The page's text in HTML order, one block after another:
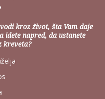
kroz život, šta Vam daje
idete napred, da ustanete
kreveta?